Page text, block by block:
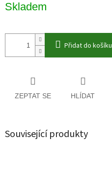
cena:
Skladem
Přidat do košíku
ZEPTAT SE HLÍDAT
Související produkty